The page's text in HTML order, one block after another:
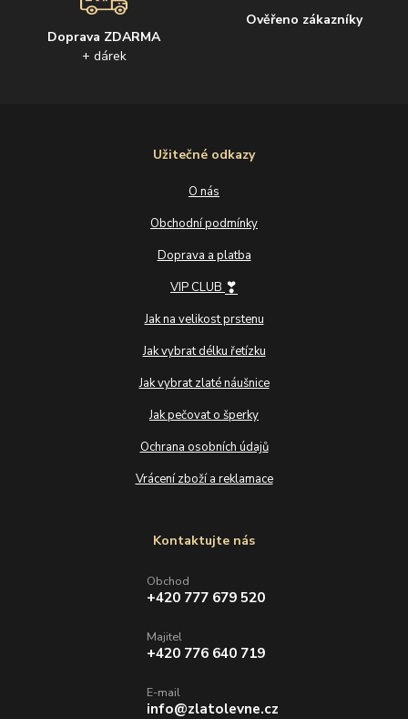
Doprava ZDARMA
+ dárek
Ověřeno zákazníky
Užitečné odkazy
O nás
Obchodní podmínky
Doprava a platba
VIP CLUB ❣
Jak na velikost prstenu
Jak vybrat délku řetízku
Jak vybrat zlaté náušnice
Jak pečovat o šperky
Ochrana osobních údajů
Vrácení zboží a reklamace
Kontaktujte nás
Obchod
+420 777 679 520
Majitel
+420 776 640 719
E-mail
info@zlatolevne.cz